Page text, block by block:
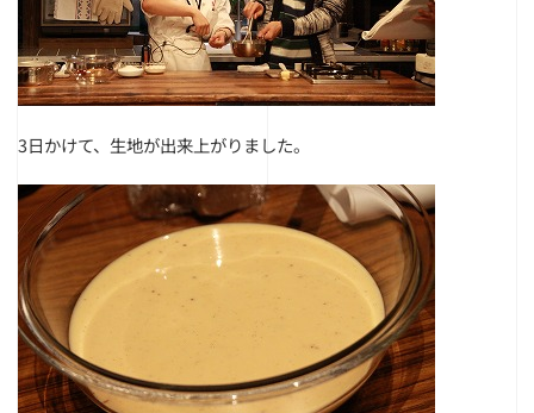
3日かけて、生地が出来上がりました。